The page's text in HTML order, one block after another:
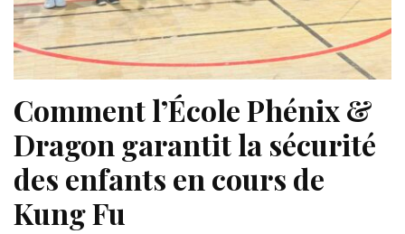
Comment l’École Phénix &
Dragon garantit la sécurité
des enfants en cours de
Kung Fu